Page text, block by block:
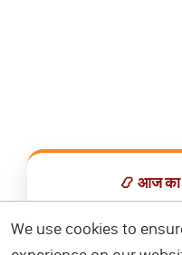
📿 आज का
We use cookies to